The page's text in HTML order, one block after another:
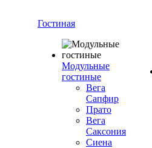
Гостиная
Модульные
гостиные
Вега
Сапфир
Прато
Вега
Саксония
Сиена